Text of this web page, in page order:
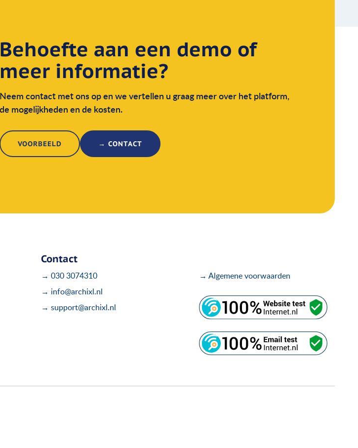
Behoefte aan een demo of
meer informatie?
Neem contact met ons op en we vertellen u graag meer over het platform,
de mogelijkheden en de kosten.
VOORBEELD → CONTACT
Contact
→ 030 3074310
→ info@archixl.nl
→ support@archixl.nl
→ Algemene voorwaarden